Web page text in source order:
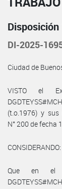
DI-2025-
Ciudad de
VISTO el
(t.o.1976) y
N° 200 de fecha
CONSIDERANDO:
Que en el